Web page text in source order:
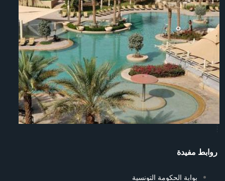
روابط مفيدة
بوابة الحكومة التونسية